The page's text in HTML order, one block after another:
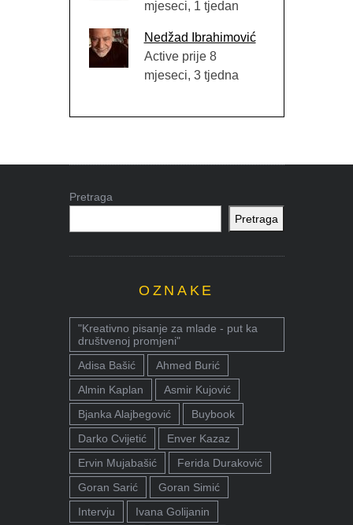
mjeseci, 1 tjedan
Nedžad Ibrahimović
Active prije 8
mjeseci, 3 tjedna
Pretraga
Pretraga
OZNAKE
"Kreativno pisanje za mlade - put ka
društvenoj promjeni"
Adisa Bašić
Ahmed Burić
Almin Kaplan
Asmir Kujović
Bjanka Alajbegović
Buybook
Darko Cvijetić
Enver Kazaz
Ervin Mujabašić
Ferida Duraković
Goran Sarić
Goran Simić
Intervju
Ivana Golijanin